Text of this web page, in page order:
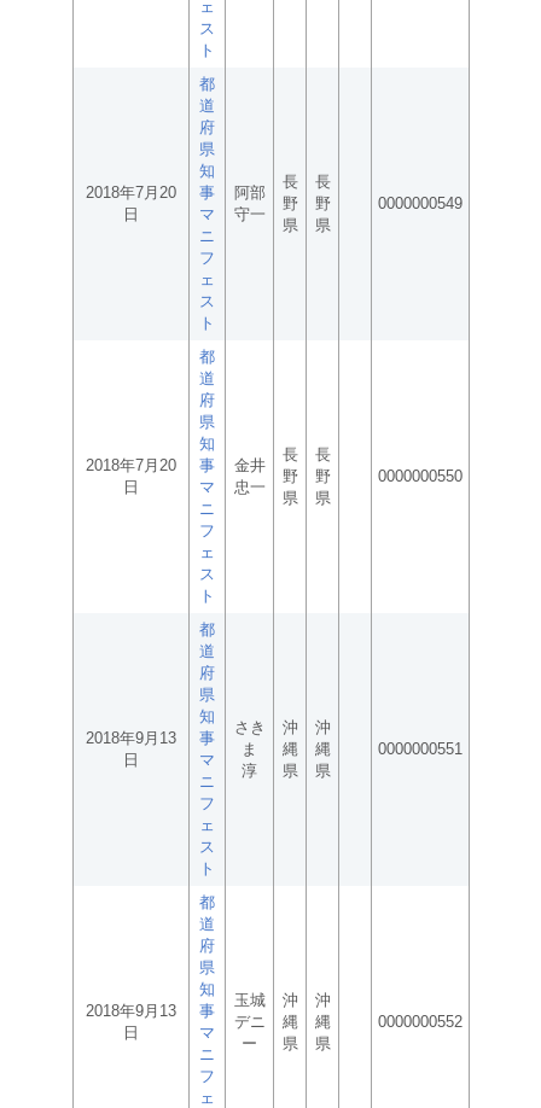
ェ
ス
ト
2018年7月20
日
都
道
府
県
知
事
マ
ニ
フ
ェ
ス
ト
阿部
守一
長
野
県
長
野
県
0000000549
2018年7月20
日
都
道
府
県
知
事
マ
ニ
フ
ェ
ス
ト
金井
忠一
長
野
県
長
野
県
0000000550
2018年9月13
日
都
道
府
県
知
事
マ
ニ
フ
ェ
ス
ト
さき
ま
淳
沖
縄
県
沖
縄
県
0000000551
2018年9月13
日
都
道
府
県
知
事
マ
ニ
フ
ェ
玉城
デニ
ー
沖
縄
県
沖
縄
県
0000000552